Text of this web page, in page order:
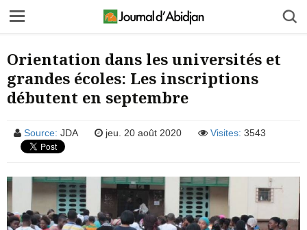
Orientation dans les universités et
grandes écoles: Les inscriptions
débutent en septembre
Source: JDA jeu. 20 août 2020 Visites: 3543